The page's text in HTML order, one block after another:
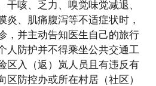
干咳、乏力、嗅觉味觉减退、
炎、肌痛腹泻等不适症状时，
，并主动告知医生自己的旅行
人防护并不得乘坐公共交通工
区入（返）岚人员且有违反有
区防控办或所在村居（社区）